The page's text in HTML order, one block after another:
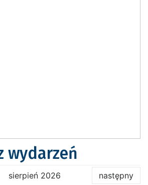
wydarzeń
sierpień 2026 następny